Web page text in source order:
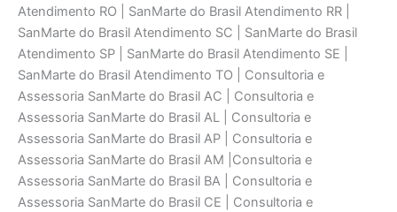
Atendimento RO | SanMarte do Brasil Atendimento RR |
SanMarte do Brasil Atendimento SC | SanMarte do Brasil
Atendimento SP | SanMarte do Brasil Atendimento SE |
SanMarte do Brasil Atendimento TO | Consultoria e
Assessoria SanMarte do Brasil AC | Consultoria e
Assessoria SanMarte do Brasil AL | Consultoria e
Assessoria SanMarte do Brasil AP | Consultoria e
Assessoria SanMarte do Brasil AM |Consultoria e
Assessoria SanMarte do Brasil BA | Consultoria e
Assessoria SanMarte do Brasil CE | Consultoria e